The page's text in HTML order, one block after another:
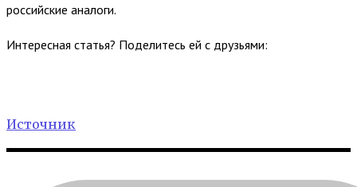
российские аналоги.
Интересная статья? Поделитесь ей с друзьями:
Источник